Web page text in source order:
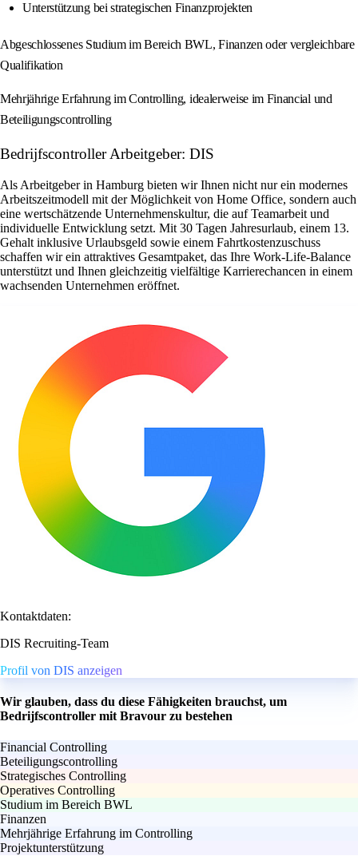
Unterstützung bei strategischen Finanzprojekten
Abgeschlossenes Studium im Bereich BWL, Finanzen oder vergleichbare
Qualifikation
Mehrjährige Erfahrung im Controlling, idealerweise im Financial und
Beteiligungscontrolling
Bedrijfscontroller Arbeitgeber: DIS
Als Arbeitgeber in Hamburg bieten wir Ihnen nicht nur ein modernes
Arbeitszeitmodell mit der Möglichkeit von Home Office, sondern auch
eine wertschätzende Unternehmenskultur, die auf Teamarbeit und
individuelle Entwicklung setzt. Mit 30 Tagen Jahresurlaub, einem 13.
Gehalt inklusive Urlaubsgeld sowie einem Fahrtkostenzuschuss
schaffen wir ein attraktives Gesamtpaket, das Ihre Work-Life-Balance
unterstützt und Ihnen gleichzeitig vielfältige Karrierechancen in einem
wachsenden Unternehmen eröffnet.
Kontaktdaten:
DIS Recruiting-Team
Profil von DIS anzeigen
Wir glauben, dass du diese Fähigkeiten brauchst, um
Bedrijfscontroller mit Bravour zu bestehen
Financial Controlling
Beteiligungscontrolling
Strategisches Controlling
Operatives Controlling
Studium im Bereich BWL
Finanzen
Mehrjährige Erfahrung im Controlling
Projektunterstützung